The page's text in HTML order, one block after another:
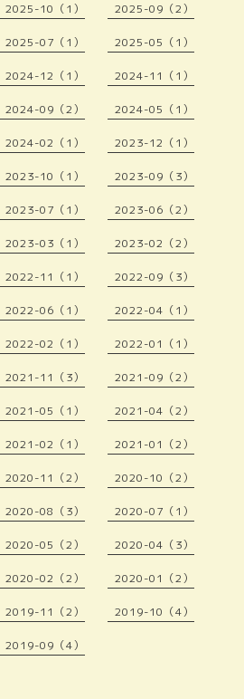
2025-10（1） 2025-09（2）
2025-07（1） 2025-05（1）
2024-12（1） 2024-11（1）
2024-09（2） 2024-05（1）
2024-02（1） 2023-12（1）
2023-10（1） 2023-09（3）
2023-07（1） 2023-06（2）
2023-03（1） 2023-02（2）
2022-11（1） 2022-09（3）
2022-06（1） 2022-04（1）
2022-02（1） 2022-01（1）
2021-11（3） 2021-09（2）
2021-05（1） 2021-04（2）
2021-02（1） 2021-01（2）
2020-11（2） 2020-10（2）
2020-08（3） 2020-07（1）
2020-05（2） 2020-04（3）
2020-02（2） 2020-01（2）
2019-11（2） 2019-10（4）
2019-09（4）